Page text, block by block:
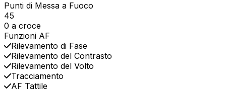
Punti di Messa a Fuoco
45
0 a croce
Funzioni AF
Rilevamento di Fase
Rilevamento del Contrasto
Rilevamento del Volto
Tracciamento
AF Tattile